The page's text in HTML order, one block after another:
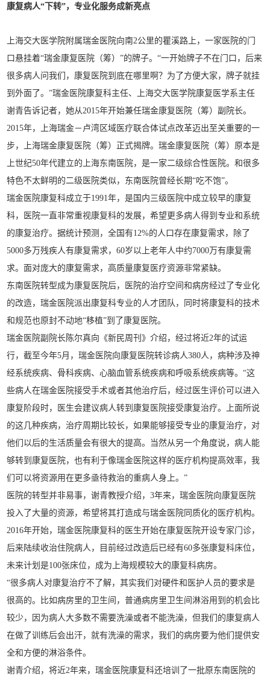
康复病人“下转”，专业化服务成新亮点
上海交大医学院附属瑞金医院向南2公里的瞿溪路上，一家医院的门
口悬挂着“瑞金康复医院（筹）”的牌子。“一开始牌子不在门口，后来
很多病人问我们，康复医院到底在哪里啊？为了方便大家，牌子就挂
到外面了。”瑞金医院康复科主任、上海交大医学院康复医学系主任
谢青告诉记者，她从2015年开始兼任瑞金康复医院（筹）副院长。
2015年，上海瑞金－卢湾区域医疗联合体试点改革迈出至关重要的一
步，上海瑞金康复医院（筹）正式揭牌。瑞金康复医院（筹）原本是
上世纪50年代建立的上海东南医院，是一家二级综合性医院。和很多
特色不太鲜明的二级医院类似，东南医院曾经长期“吃不饱”。
瑞金医院康复科成立于1991年，是国内三级医院中成立较早的康复
科，医院一直非常重视康复科的发展，希望更多病人得到专业和系统
的康复治疗。据统计预测，全国有12%的人口存在康复需求，除了
5000多万残疾人有康复需求，60岁以上老年人中约7000万有康复需
求。面对庞大的康复需求，高质量康复医疗资源非常紧缺。
东南医院转型成为康复医院后，医院的治疗空间和病房经过了专业化
的改造，瑞金医院派出康复科专业的人才团队，同时将康复科的技术
和规范也原封不动地“移植”到了康复医院。
瑞金医院副院长陈尔真向《新民周刊》介绍，经过将近2年的试运
行，截至今年5月，瑞金医院向康复医院转诊病人380人，病种涉及神
经系统疾病、骨科疾病、心脑血管系统疾病和呼吸系统疾病等。“这
些病人在瑞金医院接受手术或者其他治疗后，经过医生评价可以进入
康复阶段时，医生会建议病人转到康复医院接受康复治疗。上面所说
的这几种疾病，治疗周期比较长，如果能够接受专业的康复治疗，对
他们以后的生活质量会有很大的提高。当然从另一个角度说，病人能
够转到康复医院，也有利于像瑞金医院这样的医疗机构提高效率，我
们可以将资源用在更多亟待救治的重病人身上。”
医院的转型并非易事，谢青教授介绍，3年来，瑞金医院向康复医院
投入了大量的资源，希望将其打造成与瑞金医院同质化的医疗机构。
2016年开始，瑞金医院康复科的医生开始在康复医院开设专家门诊，
后来陆续收治住院病人，目前经过改造后已经有60多张康复科床位，
未来计划是100张床位，成为上海规模较大的康复科病房。
“很多病人对康复治疗不了解，其实我们对硬件和医护人员的要求是
很高的。比如病房里的卫生间，普通病房里卫生间淋浴用到的机会比
较少，因为病人大多数不需要洗澡或者不能洗澡，但我们的康复病人
在做了训练后会出汗，就有洗澡的需求，我们的病房要为他们提供安
全和方便的淋浴条件。
谢青介绍，将近2年来，瑞金医院康复科还培训了一批原东南医院的